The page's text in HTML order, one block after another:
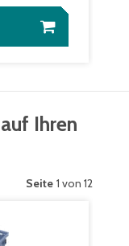
Ihren
Seite 1 von 12